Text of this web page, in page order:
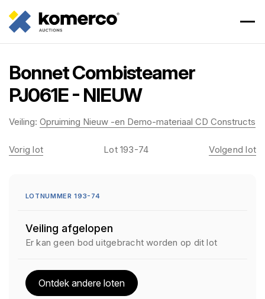
Bonnet Combisteamer
PJ061E - NIEUW
Veiling: Opruiming Nieuw -en Demo-materiaal CD Constructs
Vorig lot Lot 193-74 Volgend lot
LOTNUMMER 193-74
Veiling afgelopen
Er kan geen bod uitgebracht worden op dit lot
Ontdek andere loten